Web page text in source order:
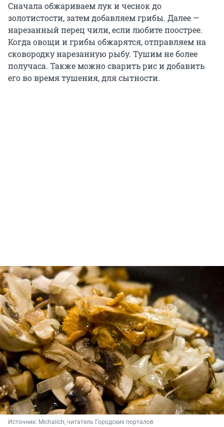
Сначала обжариваем лук и чеснок до
золотистости, затем добавляем грибы. Далее —
нарезанный перец чили, если любите поострее.
Когда овощи и грибы обжарятся, отправляем на
сковородку нарезанную рыбу. Тушим не более
получаса. Также можно сварить рис и добавить
его во время тушения, для сытности.
Источник: Michalich, читатель Городских порталов